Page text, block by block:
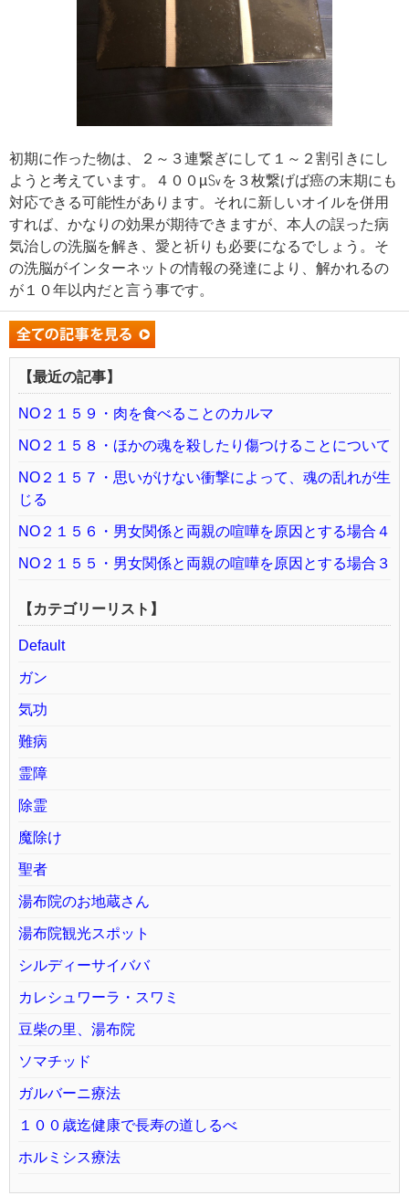
初期に作った物は、２～３連繋ぎにして１～２割引きにし
ようと考えています。４００µ㏜を３枚繋げば癌の末期にも
対応できる可能性があります。それに新しいオイルを併用
すれば、かなりの効果が期待できますが、本人の誤った病
気治しの洗脳を解き、愛と祈りも必要になるでしょう。そ
の洗脳がインターネットの情報の発達により、解かれるの
が１０年以内だと言う事です。
【最近の記事】
NO２１５９・肉を食べることのカルマ
NO２１５８・ほかの魂を殺したり傷つけることについて
NO２１５７・思いがけない衝撃によって、魂の乱れが生
じる
NO２１５６・男女関係と両親の喧嘩を原因とする場合４
NO２１５５・男女関係と両親の喧嘩を原因とする場合３
【カテゴリーリスト】
Default
ガン
気功
難病
霊障
除霊
魔除け
聖者
湯布院のお地蔵さん
湯布院観光スポット
シルディーサイババ
カレシュワーラ・スワミ
豆柴の里、湯布院
ソマチッド
ガルバーニ療法
１００歳迄健康で長寿の道しるべ
ホルミシス療法